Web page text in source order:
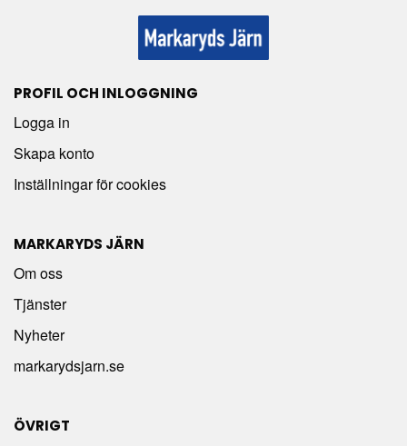
PROFIL OCH INLOGGNING
Logga in
Skapa konto
Inställningar för cookies
MARKARYDS JÄRN
Om oss
Tjänster
Nyheter
markarydsjarn.se
ÖVRIGT